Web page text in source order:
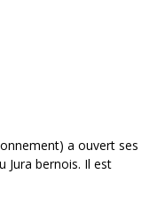
a ouvert ses
Jura bernois. Il est